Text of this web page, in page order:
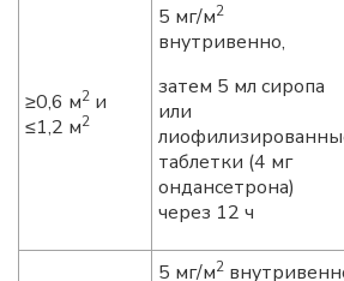
≥0,6 м2и
≤1,2 м2
5 мг/м2
внутривенно,
затем 5 мл сиропа
или
таблетки (4 мг
ондансетрона)
через 12 ч
5 мг/м2